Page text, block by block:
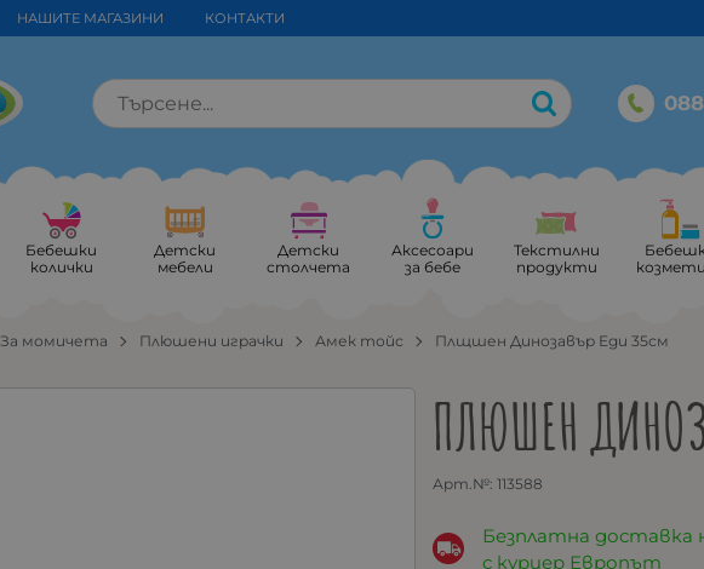
НАШИТЕ МАГАЗИНИ КОНТАКТИ
Бебешки
колички
Детски
мебели
Детски
столчета
Аксесоари
за бебе
Текстилни
продукти
За момичета Плюшени играчки Амек тойс Плщшен Динозавър Еди 35см
ПЛЮШЕН
Арт.№: 113588
Безплатна доставка
с куриер Европът